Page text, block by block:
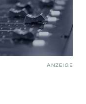
ANZEIGE